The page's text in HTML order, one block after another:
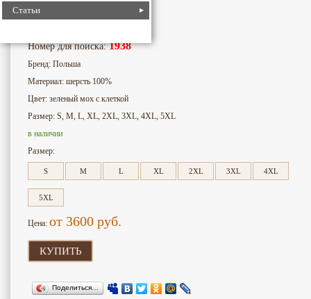
Статьизеленый мох с клеткой
Номер для поиска:1938
Бренд: Польша
Материал: шерсть 100%
Цвет: зеленый мох с клеткой
Размер: S, M, L, XL, 2XL, 3XL, 4XL, 5XL
в наличии
Размер:
S M L XL 2XL 3XL 4XL
5XL
Цена: от 3600 руб.
КУПИТЬ
Поделиться…